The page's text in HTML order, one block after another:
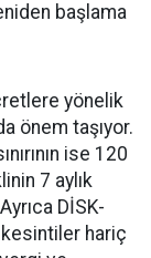
başlama
yönelik
önem taşıyor.
ise 120
7 aylık
DİSK-
kesintiler hariç